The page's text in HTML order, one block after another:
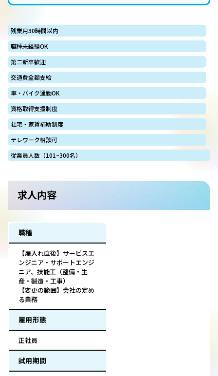
残業月30時間以内
職種未経験OK
第二新卒歓迎
交通費全額支給
車・バイク通勤OK
資格取得支援制度
社宅・家賃補助制度
テレワーク相談可
従業員人数（101~300名）
求人内容
職種
【雇入れ直後】サービスエ
ンジニア・サポートエンジ
ニア、技能工（整備・生
産・製造・工事）
【変更の範囲】会社の定め
る業務
雇用形態
正社員
試用期間